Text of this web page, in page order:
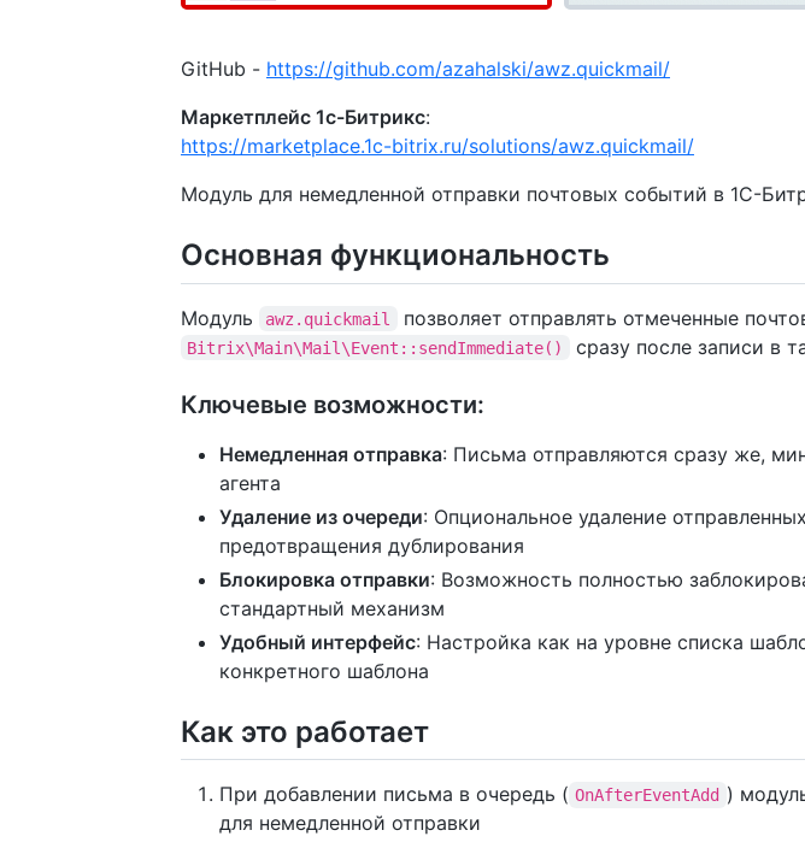
GitHub - https://github.com/azahalski/awz.quickmail/
Маркетплейс 1с-Битрикс:
https://marketplace.1c-bitrix.ru/solutions/awz.quickmail/
Модуль для немедленной отправки почтовых событий в 1С-
Основная функциональность
Модуль awz.quickmail позволяет отправлять отмеченные
Bitrix\Main\Mail\Event::sendImmediate() сразу после записи в
Ключевые возможности:
Немедленная отправка: Письма отправляются сразу же,
агента
Удаление из очереди: Опциональное удаление
предотвращения дублирования
Блокировка отправки: Возможность полностью
стандартный механизм
Удобный интерфейс: Настройка как на уровне списка
конкретного шаблона
Как это работает
При добавлении письма в очередь ( OnAfterEventAdd )
для немедленной отправки